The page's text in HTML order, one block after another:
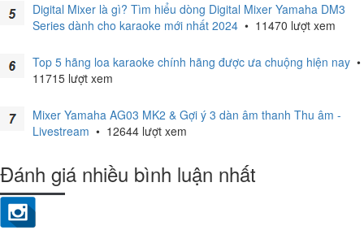
Digital Mixer là gì? Tìm hiểu dòng Digital Mixer Yamaha DM3
Series dành cho karaoke mới nhất 2024 • 11470 lượt xem
Top 5 hãng loa karaoke chính hãng được ưa chuộng hiện nay •
11715 lượt xem
Mixer Yamaha AG03 MK2 & Gợi ý 3 dàn âm thanh Thu âm -
Livestream • 12644 lượt xem
Đánh giá nhiều bình luận nhất